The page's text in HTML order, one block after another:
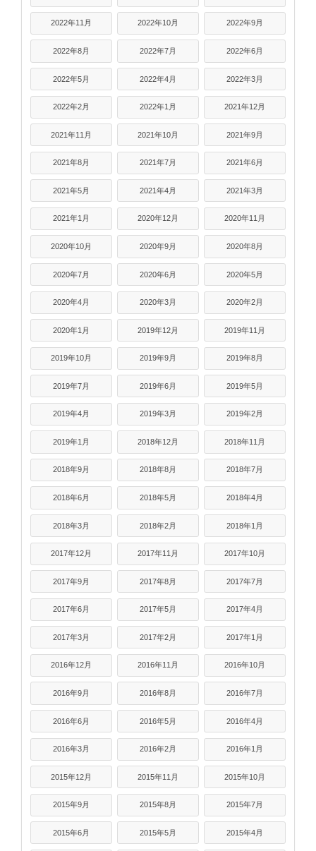
2022年11月 2022年10月 2022年9月
2022年8月 2022年7月 2022年6月
2022年5月 2022年4月 2022年3月
2022年2月 2022年1月 2021年12月
2021年11月 2021年10月 2021年9月
2021年8月 2021年7月 2021年6月
2021年5月 2021年4月 2021年3月
2021年1月 2020年12月 2020年11月
2020年10月 2020年9月 2020年8月
2020年7月 2020年6月 2020年5月
2020年4月 2020年3月 2020年2月
2020年1月 2019年12月 2019年11月
2019年10月 2019年9月 2019年8月
2019年7月 2019年6月 2019年5月
2019年4月 2019年3月 2019年2月
2019年1月 2018年12月 2018年11月
2018年9月 2018年8月 2018年7月
2018年6月 2018年5月 2018年4月
2018年3月 2018年2月 2018年1月
2017年12月 2017年11月 2017年10月
2017年9月 2017年8月 2017年7月
2017年6月 2017年5月 2017年4月
2017年3月 2017年2月 2017年1月
2016年12月 2016年11月 2016年10月
2016年9月 2016年8月 2016年7月
2016年6月 2016年5月 2016年4月
2016年3月 2016年2月 2016年1月
2015年12月 2015年11月 2015年10月
2015年9月 2015年8月 2015年7月
2015年6月 2015年5月 2015年4月